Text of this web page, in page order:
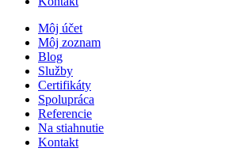
Môj účet
Môj zoznam
Blog
Služby
Certifikáty
Spolupráca
Referencie
Na stiahnutie
Kontakt